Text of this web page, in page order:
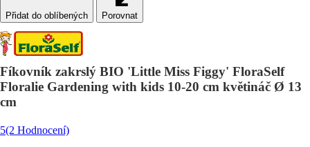
Porovnat
Fíkovník zakrslý BIO 'Little Miss Figgy' FloraSelf
Floralie Gardening with kids 10-20 cm květináč Ø 13
cm
5(2 Hodnocení)